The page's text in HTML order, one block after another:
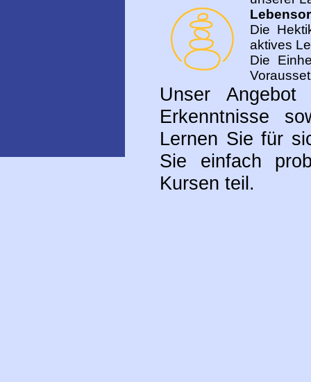
Die
aktives
Die
Unser
Erkenntnisse
Lernen Sie für
Sie einfach
Kursen teil.